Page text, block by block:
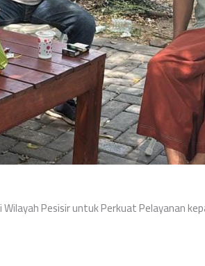
Pesisir untuk Perkuat Pelayanan